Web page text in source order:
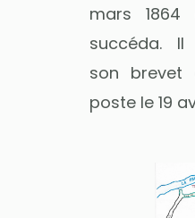
mars 1864
succéda.
son brevet
poste le 19